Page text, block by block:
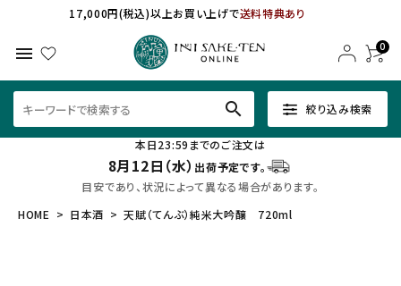
17,000円(税込)以上お買い上げで送料特典あり
menu 0
絞り込み検索
search
本日23:59までのご注文は
8月12日（水） 出荷予定です。
目安であり、状況によって異なる場合があります。
HOME
日本酒 天賦（てんぶ）純米大吟醸 720ml